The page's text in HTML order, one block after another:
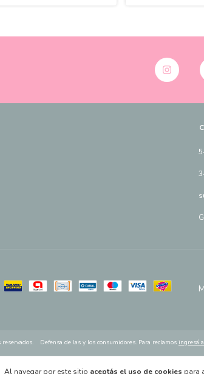
Al navegar por este sitio aceptás el uso de cookies para
Defensa de las y los consumidores. Para reclamos ingresá